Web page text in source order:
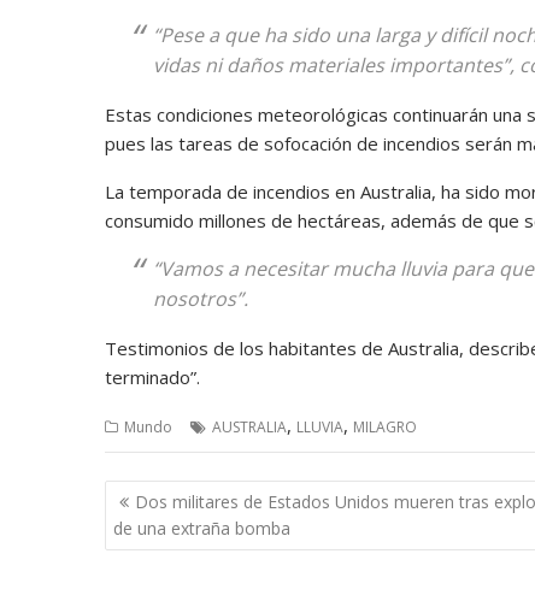
“Pese a que ha sido una larga y difícil
vidas ni daños materiales importantes”,
Estas condiciones meteorológicas continuarán
pues las tareas de sofocación de incendios serán
La temporada de incendios en Australia, ha sido
consumido millones de hectáreas, además de que
“Vamos a necesitar mucha lluvia para
nosotros”.
Testimonios de los habitantes de Australia,
terminado”.
Mundo AUSTRALIA, LLUVIA, MILAGRO
Navegación
de
entradas
Dos militares de Estados Unidos mueren tras
de una extraña bomba